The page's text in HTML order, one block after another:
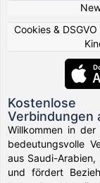
Cookies & DSGVO
Verbindungen
Willkommen in
bedeutungsvolle
aus Saudi-
und fördert